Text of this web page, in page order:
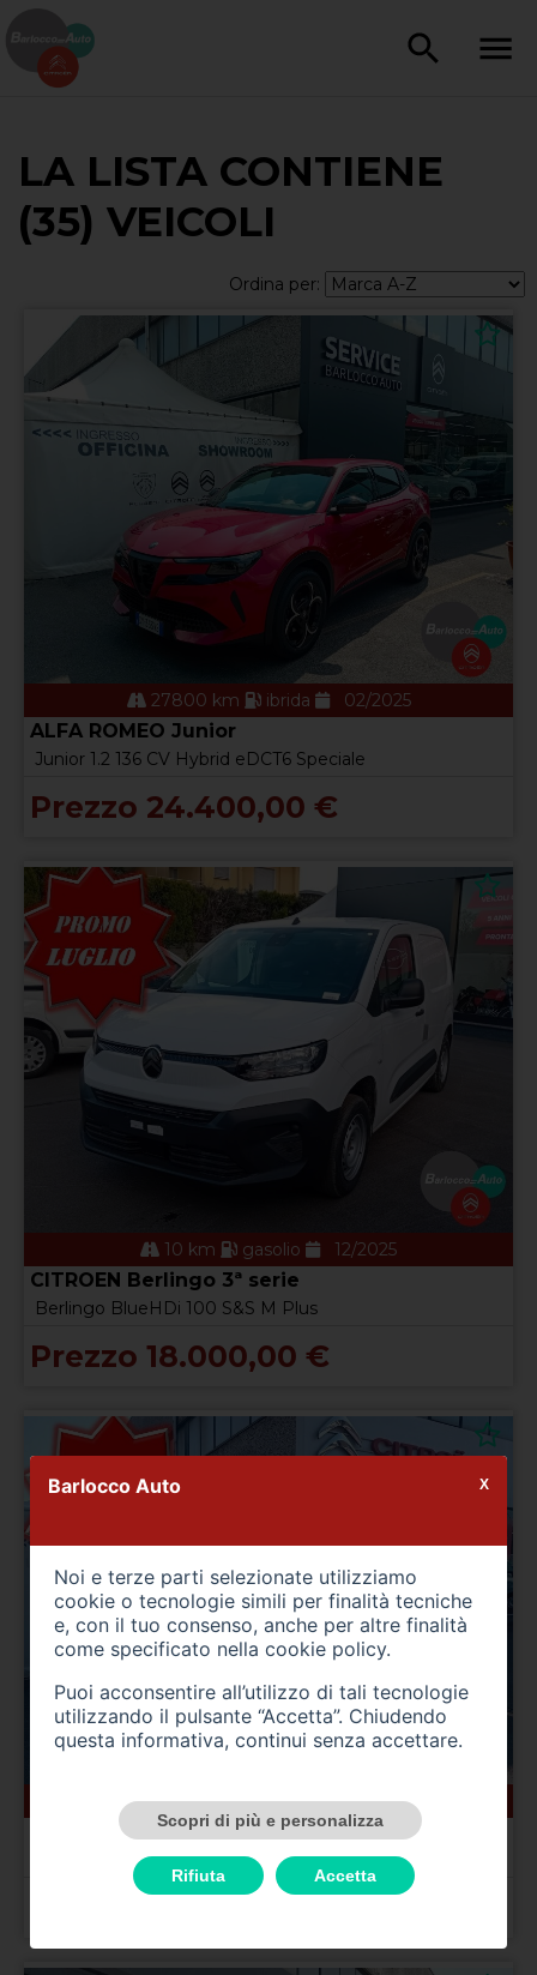
LA LISTA CONTIENE
(35) VEICOLI
Ordina per:
27800 km ibrida 02/2025
ALFA ROMEO Junior
Junior 1.2 136 CV Hybrid eDCT6 Speciale
Prezzo 24.400,00 €
10 km gasolio 12/2025
CITROEN Berlingo 3ª serie
Berlingo BlueHDi 100 S&S M Plus
Prezzo 18.000,00 €
10 km gasolio 12/2025
CITROEN Berlingo 3ª serie
Berlingo BlueHDi 100 S&S Combi M Plus
Barlocco Auto
Noi e terze parti selezionate utilizziamo
cookie o tecnologie simili per finalità tecniche
e, con il tuo consenso, anche per altre finalità
come specificato nella cookie policy.
Puoi acconsentire all’utilizzo di tali tecnologie
utilizzando il pulsante “Accetta”. Chiudendo
questa informativa, continui senza accettare.
Scopri di più e personalizza
Rifiuta Accetta
X